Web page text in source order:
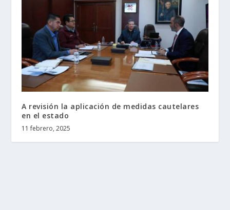
A revisión la aplicación de medidas cautelares
en el estado
11 febrero, 2025